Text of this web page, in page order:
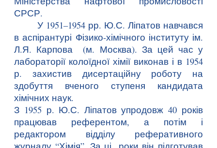
СРСР.
У 1951–1954 рр. Ю.С. Ліпатов навчався
в аспірантурі Фізико-хімічного інституту ім.
Л.Я. Карпова (м. Москва). За цей час у
лабораторії колоїдної хімії виконав і в 1954
р. захистив дисертаційну роботу на
здобуття вченого ступеня кандидата
хімічних наук.
З 1955 р. Ю.С. Ліпатов упродовж 40 років
працював референтом, а потім і
редактором відділу реферативного